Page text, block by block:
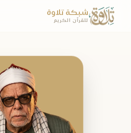
شبكة تلاوة
للقرآن الكريم